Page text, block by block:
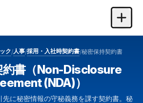
ク/人事/採用・入社時契約書/秘密保持契約書
約書（Non-Disclosure
(NDA)）
先に秘密情報の守秘義務を課す契約書。秘